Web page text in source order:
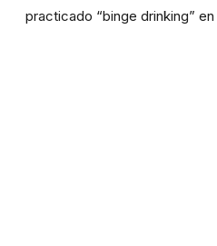
practicado “binge drinking”